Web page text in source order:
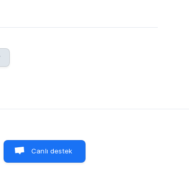
Canlı destek